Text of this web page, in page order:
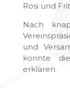
Rosi und
Nach
und
konnte
erklären.